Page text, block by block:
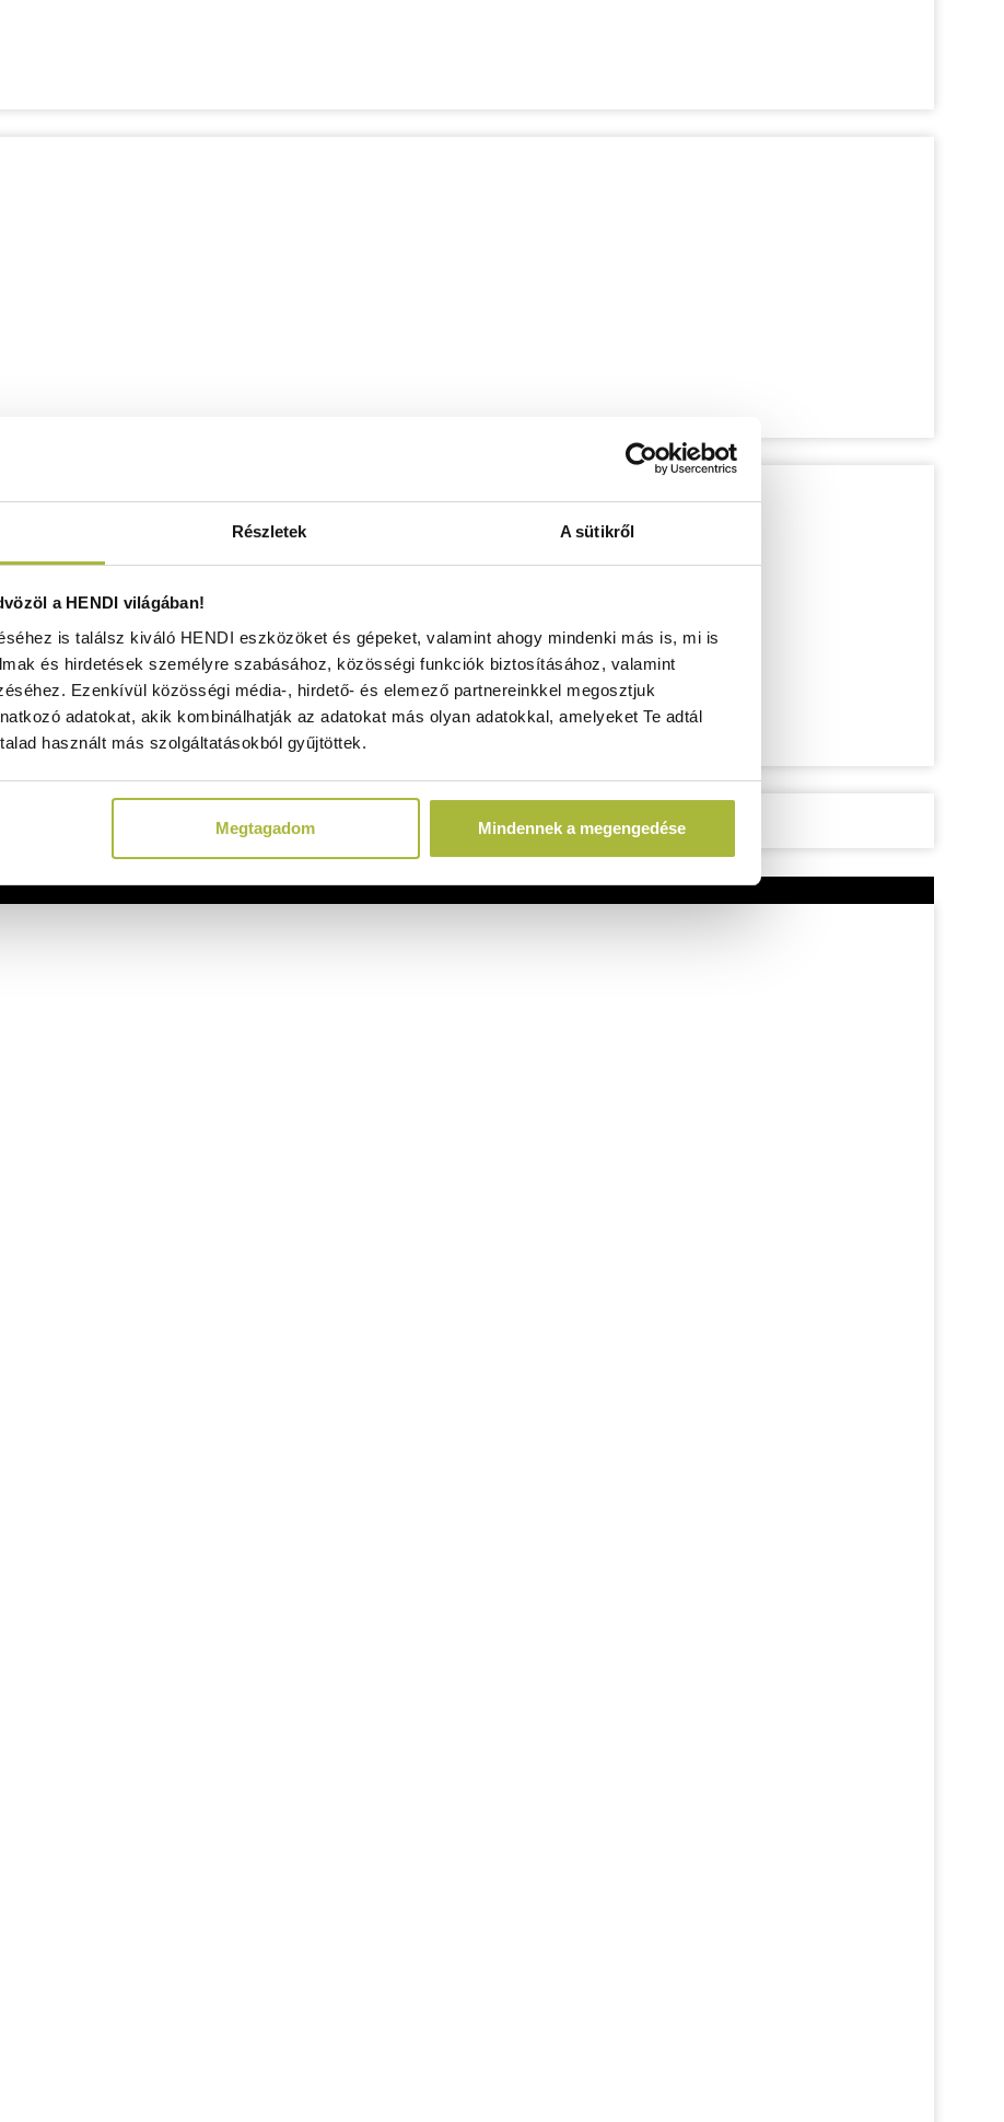
Részletek A sütikről
a HENDI világában!
is találsz kiváló HENDI eszközöket és gépeket, valamint ahogy mindenki más is, mi is
és hirdetések személyre szabásához, közösségi funkciók biztosításához, valamint
Ezenkívül közösségi média-, hirdető- és elemező partnereinkkel megosztjuk
adatokat, akik kombinálhatják az adatokat más olyan adatokkal, amelyeket Te adtál
használt más szolgáltatásokból gyűjtöttek.
Megtagadom Mindennek a megengedése